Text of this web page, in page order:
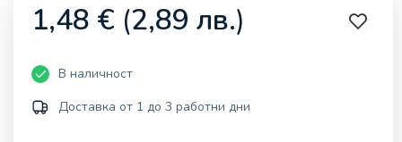
1,48 € (2,89 лв.)
В наличност
Доставка от 1 до 3 работни дни